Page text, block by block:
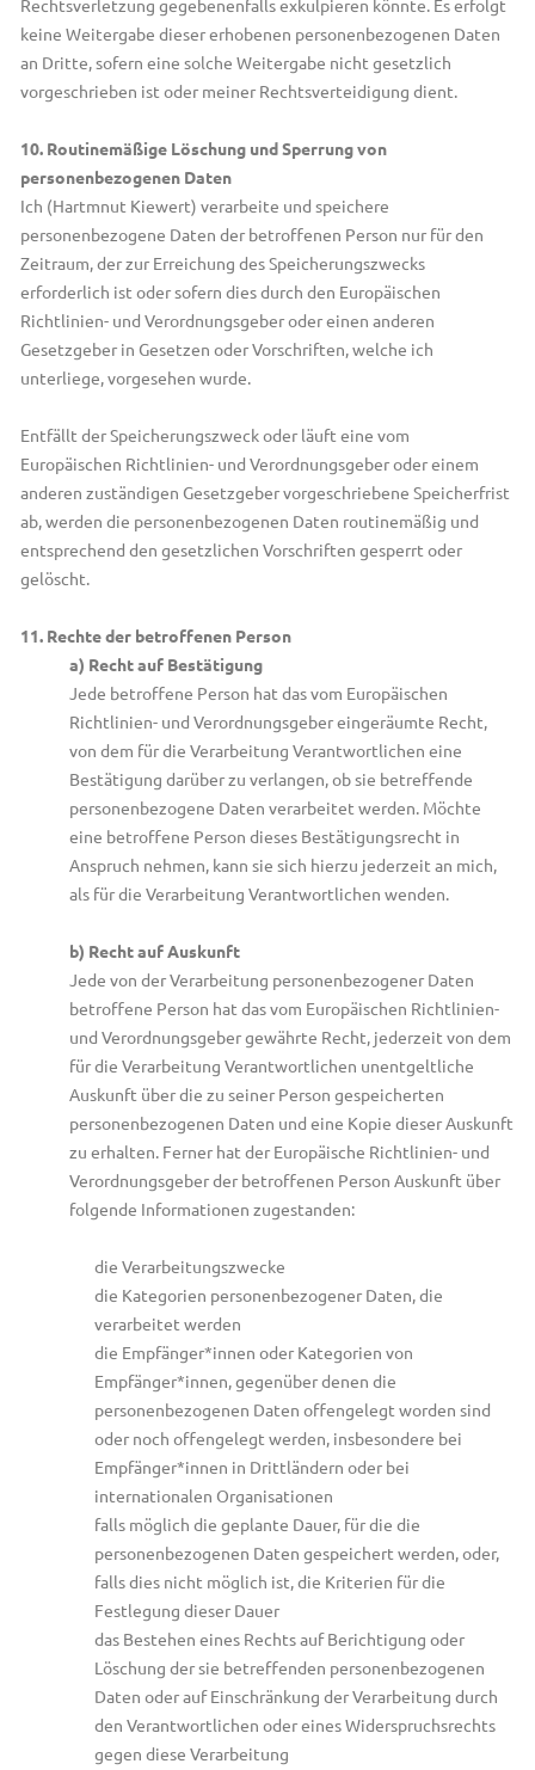
Rechtsverletzung gegebenenfalls exkulpieren könnte. Es erfolgt
keine Weitergabe dieser erhobenen personenbezogenen Daten
an Dritte, sofern eine solche Weitergabe nicht gesetzlich
vorgeschrieben ist oder meiner Rechtsverteidigung dient.
10. Routinemäßige Löschung und Sperrung von
personenbezogenen Daten
Ich (Hartmnut Kiewert) verarbeite und speichere
personenbezogene Daten der betroffenen Person nur für den
Zeitraum, der zur Erreichung des Speicherungszwecks
erforderlich ist oder sofern dies durch den Europäischen
Richtlinien- und Verordnungsgeber oder einen anderen
Gesetzgeber in Gesetzen oder Vorschriften, welche ich
unterliege, vorgesehen wurde.
Entfällt der Speicherungszweck oder läuft eine vom
Europäischen Richtlinien- und Verordnungsgeber oder einem
anderen zuständigen Gesetzgeber vorgeschriebene Speicherfrist
ab, werden die personenbezogenen Daten routinemäßig und
entsprechend den gesetzlichen Vorschriften gesperrt oder
gelöscht.
11. Rechte der betroffenen Person
a) Recht auf Bestätigung
Jede betroffene Person hat das vom Europäischen
Richtlinien- und Verordnungsgeber eingeräumte Recht,
von dem für die Verarbeitung Verantwortlichen eine
Bestätigung darüber zu verlangen, ob sie betreffende
personenbezogene Daten verarbeitet werden. Möchte
eine betroffene Person dieses Bestätigungsrecht in
Anspruch nehmen, kann sie sich hierzu jederzeit an mich,
als für die Verarbeitung Verantwortlichen wenden.
b) Recht auf Auskunft
Jede von der Verarbeitung personenbezogener Daten
betroffene Person hat das vom Europäischen Richtlinien-
und Verordnungsgeber gewährte Recht, jederzeit von dem
für die Verarbeitung Verantwortlichen unentgeltliche
Auskunft über die zu seiner Person gespeicherten
personenbezogenen Daten und eine Kopie dieser Auskunft
zu erhalten. Ferner hat der Europäische Richtlinien- und
Verordnungsgeber der betroffenen Person Auskunft über
folgende Informationen zugestanden:
die Verarbeitungszwecke
die Kategorien personenbezogener Daten, die
verarbeitet werden
die Empfänger*innen oder Kategorien von
Empfänger*innen, gegenüber denen die
personenbezogenen Daten offengelegt worden sind
oder noch offengelegt werden, insbesondere bei
Empfänger*innen in Drittländern oder bei
internationalen Organisationen
falls möglich die geplante Dauer, für die die
personenbezogenen Daten gespeichert werden, oder,
falls dies nicht möglich ist, die Kriterien für die
Festlegung dieser Dauer
das Bestehen eines Rechts auf Berichtigung oder
Löschung der sie betreffenden personenbezogenen
Daten oder auf Einschränkung der Verarbeitung durch
den Verantwortlichen oder eines Widerspruchsrechts
gegen diese Verarbeitung